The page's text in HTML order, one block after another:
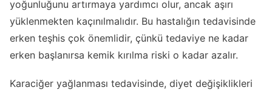
yoğunluğunu artırmaya yardımcı olur, ancak aşırı
yüklenmekten kaçınılmalıdır. Bu hastalığın tedavisinde
erken teşhis çok önemlidir, çünkü tedaviye ne kadar
erken başlanırsa kemik kırılma riski o kadar azalır.
Karaciğer yağlanması tedavisinde, diyet değişiklikleri